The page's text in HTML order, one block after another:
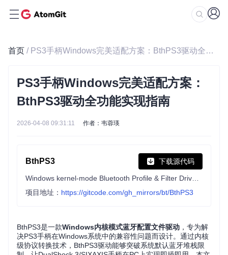
首页 / PS3手柄Windows完美适配方案：BthPS3驱动全功能实现指南
PS3手柄Windows完美适配方案：
BthPS3驱动全功能实现指南
2026-04-08 09:31:11 作者：韦蓉瑛
BthPS3 下载源代码
项目地址： https://gitcode.com/gh_mirrors/bt/BthPS3
BthPS3是一款Windows内核模式蓝牙配置文件驱动 ，专为解
决PS3手柄在Windows系统中的兼容性问题而设计。通过内核
级协议转换技术，BthPS3驱动能够突破系统默认蓝牙堆栈限